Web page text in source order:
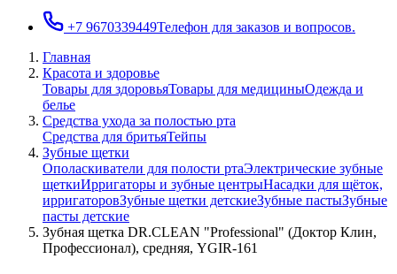
+7 9670339449Телефон для заказов и вопросов.
Главная
Красота и здоровье
Товары для здоровьяТовары для медициныОдежда и
белье
Средства ухода за полостью рта
Средства для бритьяТейпы
Зубные щетки
Ополаскиватели для полости ртаЭлектрические зубные
щеткиИрригаторы и зубные центрыНасадки для щёток,
ирригаторовЗубные щетки детскиеЗубные пастыЗубные
пасты детские
Зубная щетка DR.CLEAN "Professional" (Доктор Клин,
Профессионал), средняя, YGIR-161